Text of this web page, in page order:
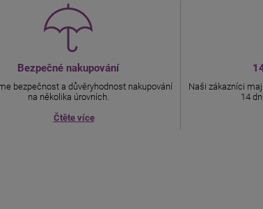
Bezpečné nakupování
bezpečnost a důvěryhodnost nakupování
na několika úrovních.
Čtěte více
Naši zákazníci
14